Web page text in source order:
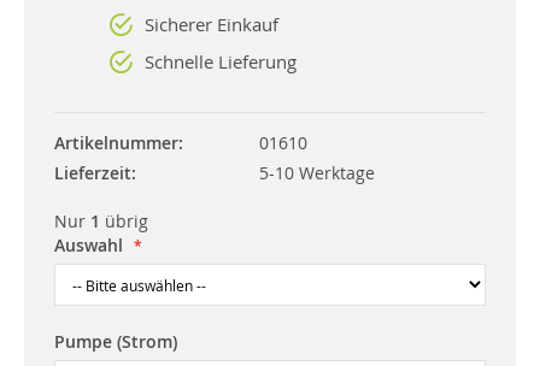
Sicherer Einkauf
Schnelle Lieferung
Artikelnummer
01610
Lieferzeit
5-10 Werktage
Nur 1 übrig
Auswahl
Pumpe (Strom)